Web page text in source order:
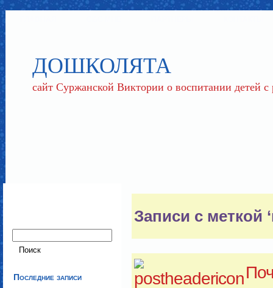
ДОШКОЛЯТА
сайт Суржанской Виктории о воспитании детей
Последние записи
Записи с меткой